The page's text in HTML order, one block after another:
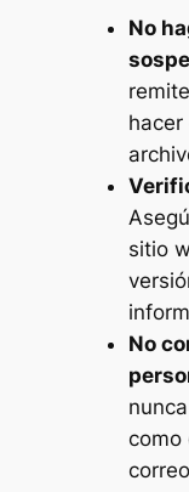
No
sitio
No
como